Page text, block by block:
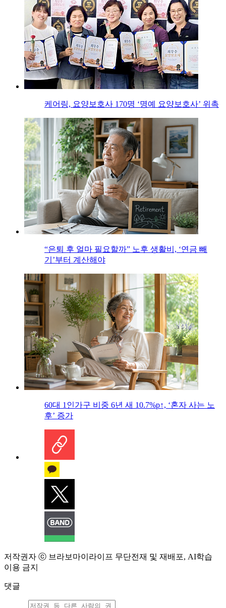
케어링, 요양보호사 170명 ‘명예 요양보호사’ 위촉
“은퇴 후 얼마 필요할까” 노후 생활비, ‘연금 빼
기’부터 계산해야
60대 1인가구 비중 6년 새 10.7%p↑, ‘혼자 사는 노
후’ 증가
저작권자 ⓒ 브라보마이라이프 무단전재 및 재배포, AI학습
이용 금지
댓글